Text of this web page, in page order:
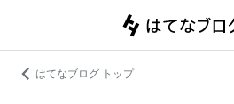
はてなブログ トップ